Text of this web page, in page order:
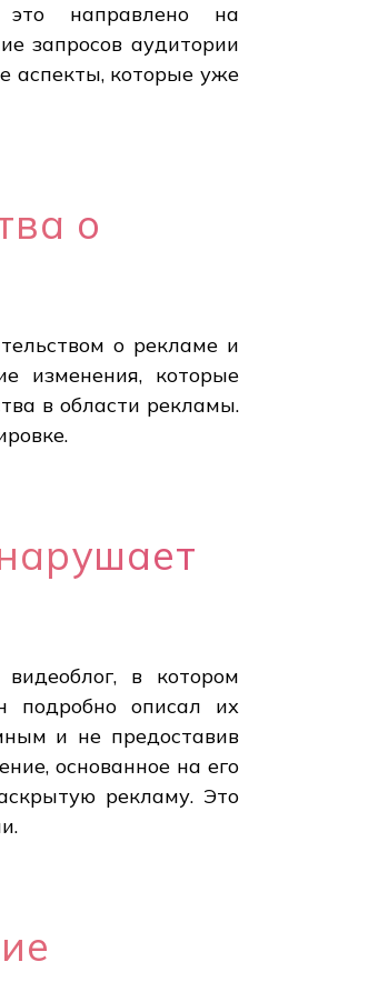
это направлено на
запросов аудитории
аспекты, которые уже
о
о рекламе и
изменения, которые
в области рекламы.
в котором
подробно описал их
и не предоставив
основанное на его
рекламу. Это